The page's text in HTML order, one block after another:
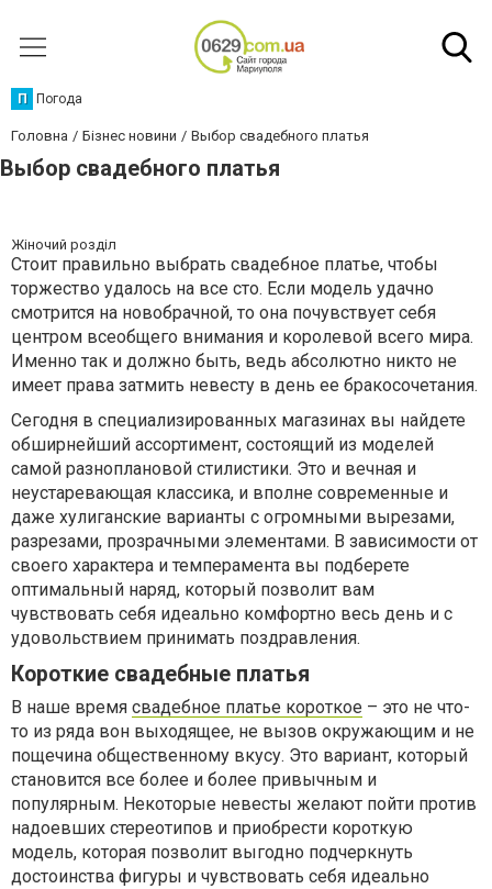
П Погода
Головна Бізнес новини Выбор свадебного платья
Выбор свадебного платья
Жіночий розділ
Стоит правильно выбрать свадебное платье, чтобы
торжество удалось на все сто. Если модель удачно
смотрится на новобрачной, то она почувствует себя
центром всеобщего внимания и королевой всего мира.
Именно так и должно быть, ведь абсолютно никто не
имеет права затмить невесту в день ее бракосочетания.
Сегодня в специализированных магазинах вы найдете
обширнейший ассортимент, состоящий из моделей
самой разноплановой стилистики. Это и вечная и
неустаревающая классика, и вполне современные и
даже хулиганские варианты с огромными вырезами,
разрезами, прозрачными элементами. В зависимости от
своего характера и темперамента вы подберете
оптимальный наряд, который позволит вам
чувствовать себя идеально комфортно весь день и с
удовольствием принимать поздравления.
Короткие свадебные платья
В наше время свадебное платье короткое – это не что-
то из ряда вон выходящее, не вызов окружающим и не
пощечина общественному вкусу. Это вариант, который
становится все более и более привычным и
популярным. Некоторые невесты желают пойти против
надоевших стереотипов и приобрести короткую
модель, которая позволит выгодно подчеркнуть
достоинства фигуры и чувствовать себя идеально